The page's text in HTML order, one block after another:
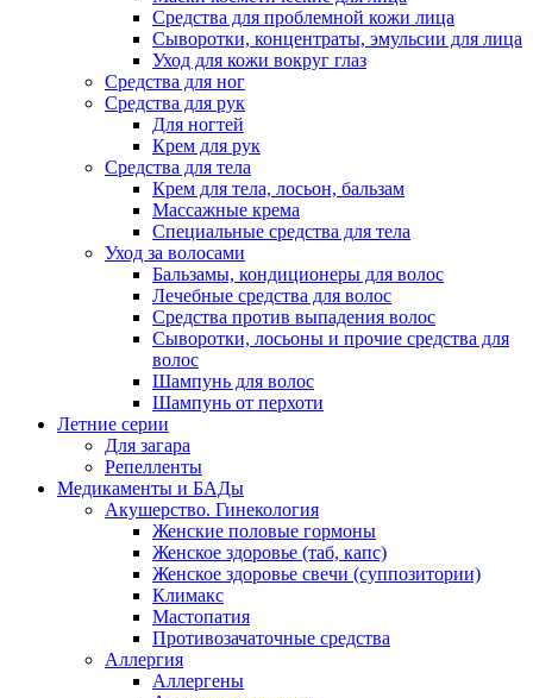
Средства для проблемной кожи лица
Сыворотки, концентраты, эмульсии для лица
Уход для кожи вокруг глаз
Средства для ног
Средства для рук
Для ногтей
Крем для рук
Средства для тела
Крем для тела, лосьон, бальзам
Массажные крема
Специальные средства для тела
Уход за волосами
Бальзамы, кондиционеры для волос
Лечебные средства для волос
Средства против выпадения волос
Сыворотки, лосьоны и прочие средства для
волос
Шампунь для волос
Шампунь от перхоти
Летние серии
Для загара
Репелленты
Медикаменты и БАДы
Акушерство. Гинекология
Женские половые гормоны
Женское здоровье (таб, капс)
Женское здоровье свечи (суппозитории)
Климакс
Мастопатия
Противозачаточные средства
Аллергия
Аллергены